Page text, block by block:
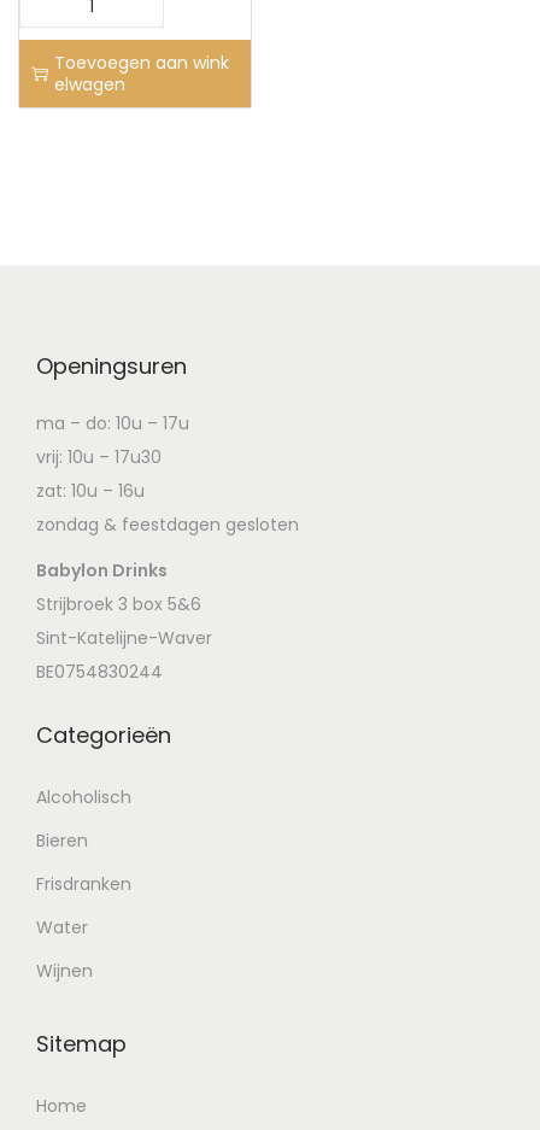
Toevoegen aan wink
elwagen
Openingsuren
ma – do: 10u – 17u
vrij: 10u – 17u30
zat: 10u – 16u
zondag & feestdagen gesloten
Babylon Drinks
Strijbroek 3 box 5&6
Sint-Katelijne-Waver
BE0754830244
Categorieën
Alcoholisch
Bieren
Frisdranken
Water
Wijnen
Sitemap
Home